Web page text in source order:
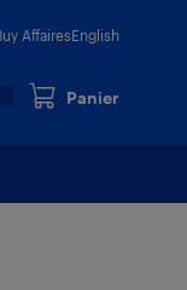
AffairesEnglish
Panier